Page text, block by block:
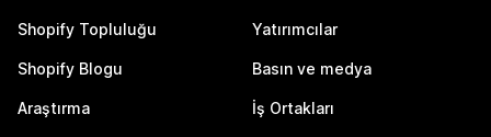
Shopify Topluluğu
Shopify Blogu
Araştırma
Yatırımcılar
Basın ve medya
İş Ortakları